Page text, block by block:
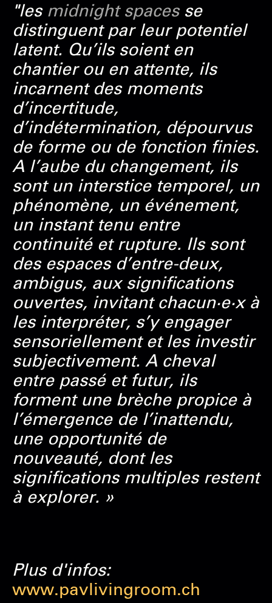
"les midnight spacesse
distinguent par leur potentiel
latent. Qu’ils soient en
chantier ou en attente, ils
incarnent des moments
d’incertitude,
d’indétermination, dépourvus
de forme ou de fonction finies.
A l’aube du changement, ils
sont un interstice temporel, un
phénomène, un événement,
un instant tenu entre
continuité et rupture. Ils sont
des espaces d’entre-deux,
ambigus, aux significations
ouvertes, invitant chacun·e·x à
les interpréter, s’y engager
sensoriellement et les investir
subjectivement. A cheval
entre passé et futur, ils
forment une brèche propice à
l’émergence de l’inattendu,
une opportunité de
nouveauté, dont les
significations multiples restent
à explorer. »
Plus d'infos:
www.pavlivingroom.ch